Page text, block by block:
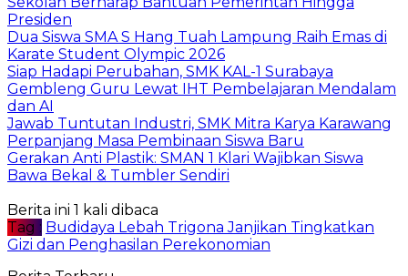
Presiden
Dua Siswa SMA S Hang Tuah Lampung Raih Emas di
Karate Student Olympic 2026
Siap Hadapi Perubahan, SMK KAL-1 Surabaya
Gembleng Guru Lewat IHT Pembelajaran Mendalam
dan AI
Jawab Tuntutan Industri, SMK Mitra Karya Karawang
Perpanjang Masa Pembinaan Siswa Baru
Gerakan Anti Plastik: SMAN 1 Klari Wajibkan Siswa
Bawa Bekal & Tumbler Sendiri
Berita ini 1 kali dibaca
Tag : Budidaya Lebah Trigona Janjikan Tingkatkan
Gizi dan Penghasilan Perekonomian